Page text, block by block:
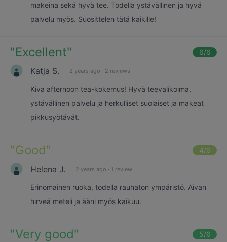
makeina sekä hyvä tee. Todella ystävällinen ja hyvä
palvelu myös. Suosittelen tätä kaikille!
"Excellent" 6/6
Katja S. 2 years ago · 2 reviews
Kiva afternoon tea-kokemus! Hyvä teevalikoima,
ystävällinen palvelu ja herkulliset suolaiset ja makeat
pikkusyötävät.
"Good" 4/6
Helena J. 2 years ago · 1 review
Erinomainen ruoka, todella rauhaton ympäristö. Aivan
hirveä meteli ja ääni myös kaikuu.
"Very good" 5/6